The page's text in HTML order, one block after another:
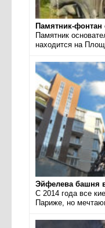
Памятник-фонтан
Памятник
находится на
Эйфелева башня
С 2014 года все
Париже, но